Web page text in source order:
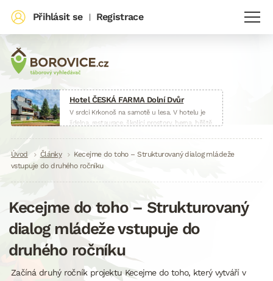
Hotel ČESKÁ FARMA Dolní Dvůr
V srdci Krkonoš na samotě u lesa. V hotelu je
jídelna, restaurace, školící prostory, herna, hřiště
Přihlásit se | Registrace
Drobečková
navigace
Úvod Články
Kecejme do toho – Strukturovaný dialog mládeže
vstupuje do druhého ročníku
Kecejme do toho – Strukturovaný
dialog mládeže vstupuje do
druhého ročníku
Začíná druhý ročník projektu Kecejme do toho, který vytváří v